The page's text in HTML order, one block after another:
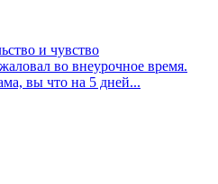
и чувство
во внеурочное время.
вы что на 5 дней...